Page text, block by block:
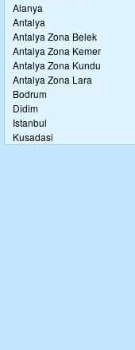
Alanya
Antalya
Antalya Zona Belek
Antalya Zona Kemer
Antalya Zona Kundu
Antalya Zona Lara
Bodrum
Didim
Istanbul
Kusadasi